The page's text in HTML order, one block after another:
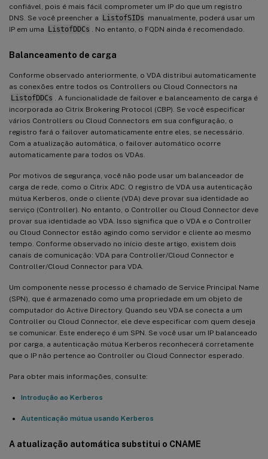
confiável, pois é mais fácil comprometer um IP do que um registro
DNS. Se você preencher a ListofSIDs manualmente, poderá usar um
IP em uma ListofDDCs . No entanto, o FQDN ainda é recomendado.
Balanceamento de carga
Conforme observado anteriormente, o VDA distribui automaticamente
as conexões entre todos os Controllers ou Cloud Connectors na
ListofDDCs . A funcionalidade de failover e balanceamento de carga é
incorporada ao Citrix Brokering Protocol (CBP). Se você especificar
vários Controllers ou Cloud Connectors em sua configuração, o
registro fará o failover automaticamente entre eles, se necessário.
Com a atualização automática, o failover automático ocorre
automaticamente para todos os VDAs.
Por motivos de segurança, você não pode usar um balanceador de
carga de rede, como o Citrix ADC. O registro de VDA usa autenticação
mútua Kerberos, onde o cliente (VDA) deve provar sua identidade ao
serviço (Controller). No entanto, o Controller ou Cloud Connector deve
provar sua identidade ao VDA. Isso significa que o VDA e o Controller
ou Cloud Connector estão agindo como servidor e cliente ao mesmo
tempo. Conforme observado no início deste artigo, existem dois
canais de comunicação: VDA para Controller/Cloud Connector e
Controller/Cloud Connector para VDA.
Um componente nesse processo é chamado de Service Principal Name
(SPN), que é armazenado como uma propriedade em um objeto de
computador do Active Directory. Quando seu VDA se conecta a um
Controller ou Cloud Connector, ele deve especificar com quem deseja
se comunicar. Este endereço é um SPN. Se você usar um IP balanceado
por carga, a autenticação mútua Kerberos reconhecerá corretamente
que o IP não pertence ao Controller ou Cloud Connector esperado.
Para obter mais informações, consulte:
Introdução ao Kerberos
Autenticação mútua usando Kerberos
A atualização automática substitui o CNAME